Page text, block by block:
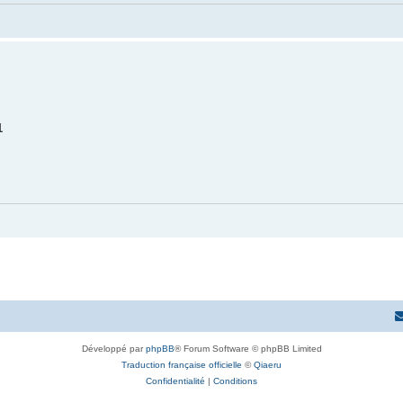
Développé parphpBB® Forum Software © phpBB Limited
Traduction française officielle ©Qiaeru
Confidentialité | Conditions